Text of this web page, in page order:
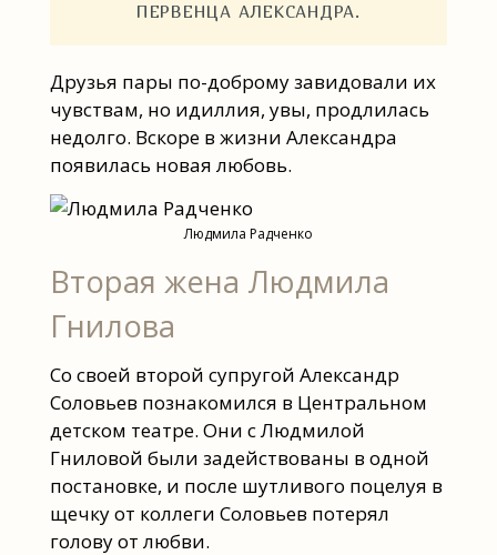
ПЕРВЕНЦА АЛЕКСАНДРА.
Друзья пары по-доброму завидовали их
чувствам, но идиллия, увы, продлилась
недолго. Вскоре в жизни Александра
появилась новая любовь.
Людмила Радченко
Вторая жена Людмила
Гнилова
Со своей второй супругой Александр
Соловьев познакомился в Центральном
детском театре. Они с Людмилой
Гниловой были задействованы в одной
постановке, и после шутливого поцелуя в
щечку от коллеги Соловьев потерял
голову от любви.